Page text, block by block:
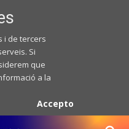
i de tercers
Si
que
a la
Accepto